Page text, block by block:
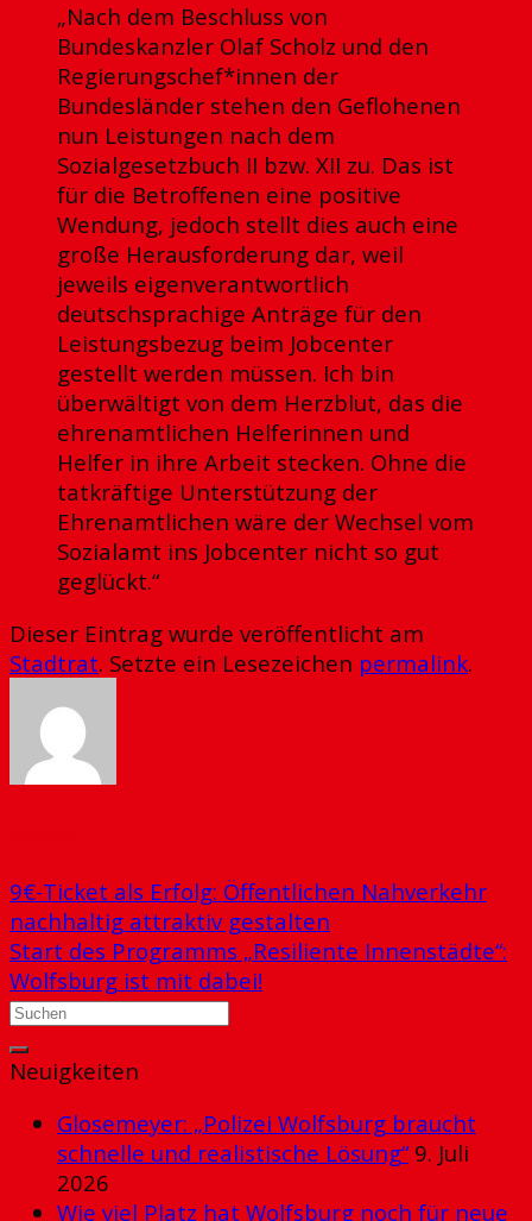
„Nach dem Beschluss von
Bundeskanzler Olaf Scholz und den
Regierungschef*innen der
Bundesländer stehen den Geflohenen
nun Leistungen nach dem
Sozialgesetzbuch II bzw. XII zu. Das ist
für die Betroffenen eine positive
Wendung, jedoch stellt dies auch eine
große Herausforderung dar, weil
jeweils eigenverantwortlich
deutschsprachige Anträge für den
Leistungsbezug beim Jobcenter
gestellt werden müssen. Ich bin
überwältigt von dem Herzblut, das die
ehrenamtlichen Helferinnen und
Helfer in ihre Arbeit stecken. Ohne die
tatkräftige Unterstützung der
Ehrenamtlichen wäre der Wechsel vom
Sozialamt ins Jobcenter nicht so gut
geglückt.“
Dieser Eintrag wurde veröffentlicht am
Stadtrat. Setzte ein Lesezeichen permalink.
9€-Ticket als Erfolg: Öffentlichen Nahverkehr
nachhaltig attraktiv gestalten
Start des Programms „Resiliente Innenstädte“:
Wolfsburg ist mit dabei!
Neuigkeiten
Glosemeyer: „Polizei Wolfsburg braucht
schnelle und realistische Lösung“ 9. Juli
2026
Wie viel Platz hat Wolfsburg noch für neue